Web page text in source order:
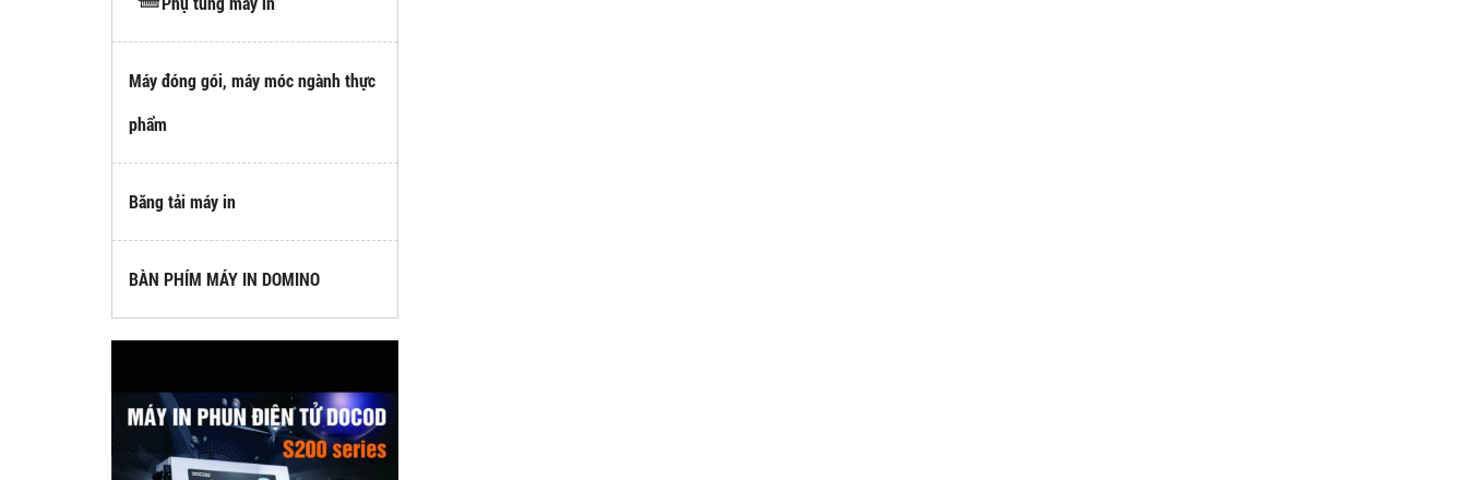
Máy đóng gói, máy móc ngành thực
phẩm
Băng tải máy in
BÀN PHÍM MÁY IN DOMINO